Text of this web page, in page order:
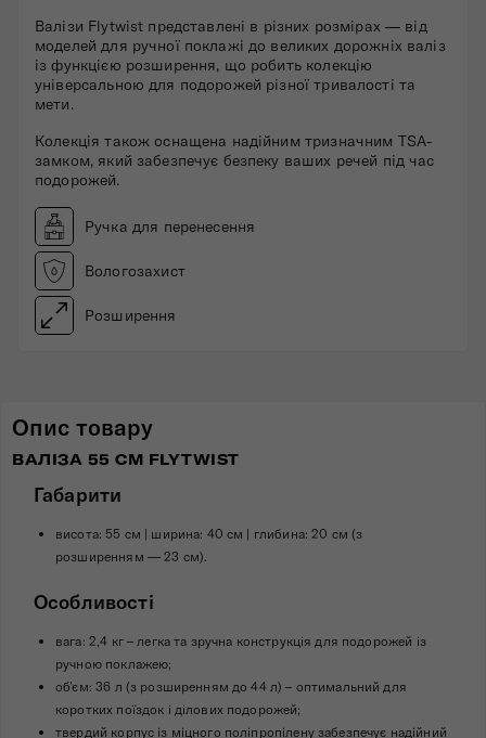
Валізи Flytwist представлені в різних розмірах — від
моделей для ручної поклажі до великих дорожніх валіз
із функцією розширення, що робить колекцію
універсальною для подорожей різної тривалості та
мети.
Колекція також оснащена надійним тризначним TSA-
замком, який забезпечує безпеку ваших речей під час
подорожей.
Ручка для перенесення
Вологозахист
Розширення
Опис товару
ВАЛІЗА 55 СМ FLYTWIST
Габарити
висота: 55 см | ширина: 40 см | глибина: 20 см (з
розширенням — 23 см).
Особливості
вага: 2,4 кг – легка та зручна конструкція для подорожей із
ручною поклажею;
об’єм: 36 л (з розширенням до 44 л) – оптимальний для
коротких поїздок і ділових подорожей;
твердий корпус із міцного поліпропілену забезпечує надійний